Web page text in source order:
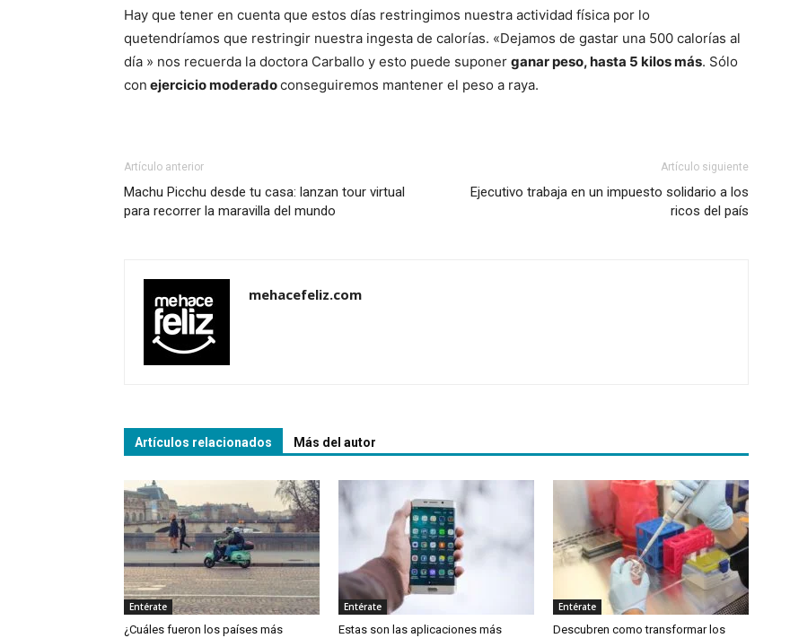
Hay que tener en cuenta que estos días restringimos nuestra actividad física por lo
quetendríamos que restringir nuestra ingesta de calorías. «Dejamos de gastar una 500 calorías al
día » nos recuerda la doctora Carballo y esto puede suponer ganar peso, hasta 5 kilos más. Sólo
con ejercicio moderadoconseguiremos mantener el peso a raya.
Artículo anterior
Machu Picchu desde tu casa: lanzan tour virtual
para recorrer la maravilla del mundo
Artículo siguiente
Ejecutivo trabaja en un impuesto solidario a los
ricos del país
mehacefeliz.com
Artículos relacionados Más del autor
Entérate
¿Cuáles fueron los países más
Entérate
Estas son las aplicaciones más
Entérate
Descubren como transformar los